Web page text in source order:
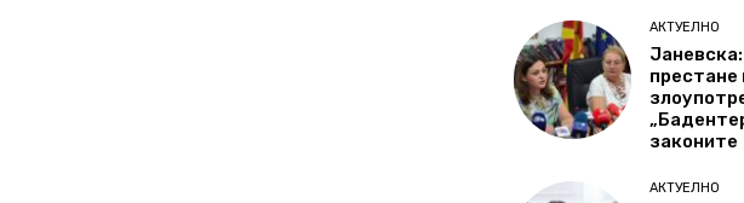
АКТУЕЛНО
престане
законите
АКТУЕЛНО